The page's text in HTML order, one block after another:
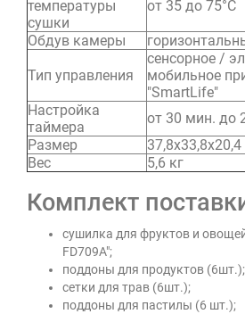
температуры
сушки
от 35 до 75°С
Обдув камеры
Тип управления
сенсорное /
мобильное
"SmartLife"
Настройка
таймера
от 30 мин. до
Размер
Вес
5,6 кг
Комплект
сушилка для фруктов и овощей
FD709A";
поддоны для продуктов (6шт.);
сетки для трав (6шт.);
поддоны для пастилы (6 шт.);